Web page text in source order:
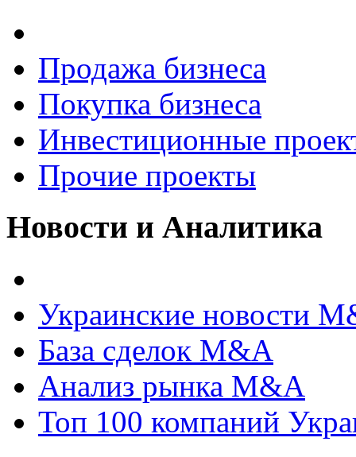
Продажа бизнеса
Покупка бизнеса
Инвестиционные
Прочие проекты
Новости и Аналитика
Украинские новости
База сделок M&A
Анализ рынка M&A
Топ 100 компаний